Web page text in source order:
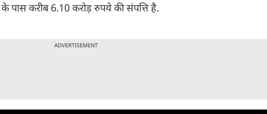
करीब 6.10 करोड़ रुपये की संपत्ति है.
ADVERTISEMENT